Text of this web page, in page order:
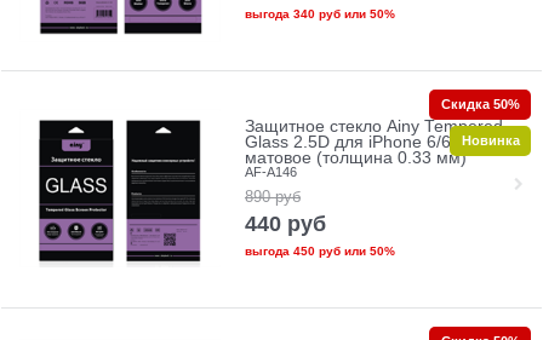
выгода 340 рубили 50%
Защитное стекло Ainy Tempered
Glass 2.5D для iPhone 6/6s
матовое (толщина 0.33 мм)
AF-A146
890 руб
440 руб
выгода 450 рубили 50%
Скидка 50%
Новинка